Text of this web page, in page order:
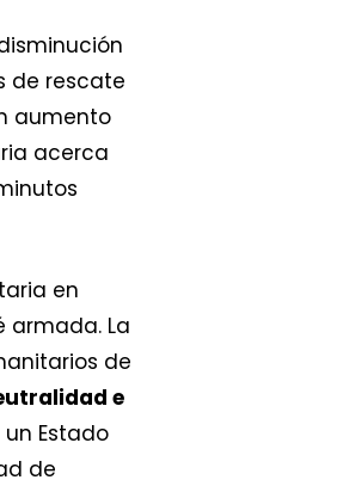
de rescate
aumento
acerca
en
armada. La
de
e
Estado
de